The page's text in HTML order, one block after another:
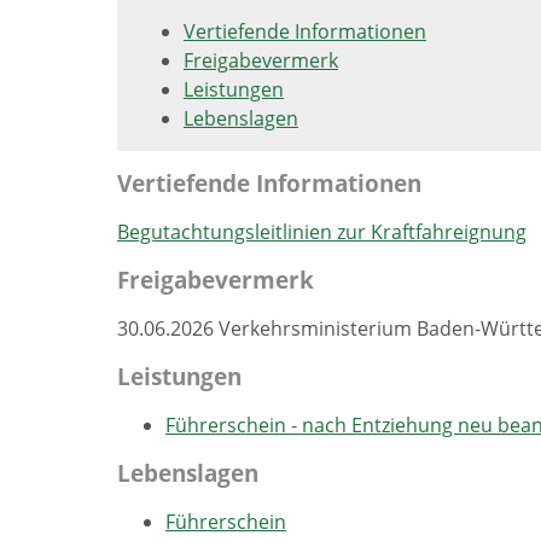
Vertiefende Informationen
Freigabevermerk
Leistungen
Lebenslagen
Vertiefende Informationen
Begutachtungsleitlinien zur Kraftfahreignung
Freigabevermerk
30.06.2026 Verkehrsministerium Baden-
Leistungen
Führerschein - nach Entziehung neu
Lebenslagen
Führerschein